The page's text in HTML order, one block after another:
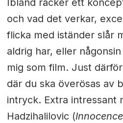
Ibland räcker ett
och vad det verkar,
flicka med iständer slår
aldrig har, eller
mig som film. Just
där du ska överösas av
intryck. Extra intressant
Hadzihalilovic (Innocence